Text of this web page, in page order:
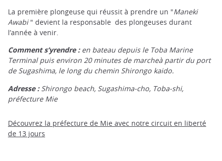
La première plongeuse qui réussit à prendre un "Maneki
Awabi " devient la responsable des plongeuses durant
l’année à venir.
Comment s’yrendre :en bateau depuis le Toba Marine
Terminal puis environ 20 minutes de marcheà partir du port
de Sugashima, le long du chemin Shirongo kaido.
Adresse :Shirongo beach, Sugashima-cho, Toba-shi,
préfecture Mie
Découvrez la préfecture de Mie avec notre circuit en liberté
de 13 jours